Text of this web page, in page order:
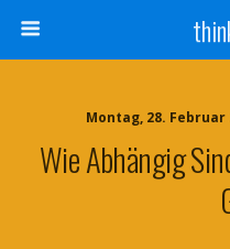
Montag, 28. Februar
Wie Abhängig